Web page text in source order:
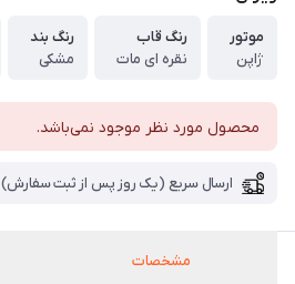
موتور
ژاپن
رنگ قاب
نقره ای مات
رنگ بند
مشکی
محصول مورد نظر موجود نمی‌باشد.
ارسال سریع (یک روز پس از ثبت سفارش)
مشخصات